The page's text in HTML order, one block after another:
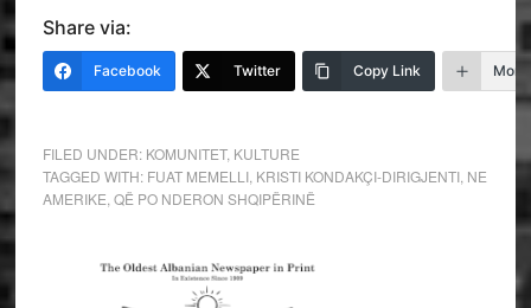
Share via:
Facebook Twitter Copy Link More
FILED UNDER: KOMUNITET, KULTURE
TAGGED WITH: FUAT MEMELLI, KRISTI KONDAKÇI-DIRIGJENTI, NE
AMERIKE QË PO NDERON SHQIPËRINË